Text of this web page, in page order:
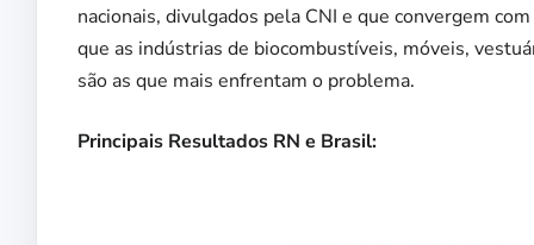
nacionais, divulgados pela CNI e que convergem
que as indústrias de biocombustíveis, móveis,
são as que mais enfrentam o problema.
Principais Resultados RN e Brasil: